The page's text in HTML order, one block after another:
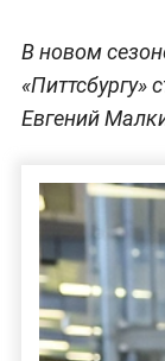
В новом
«Питтсбургу»
Евгений